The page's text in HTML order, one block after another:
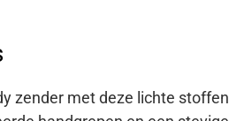
zender met deze lichte stoffen